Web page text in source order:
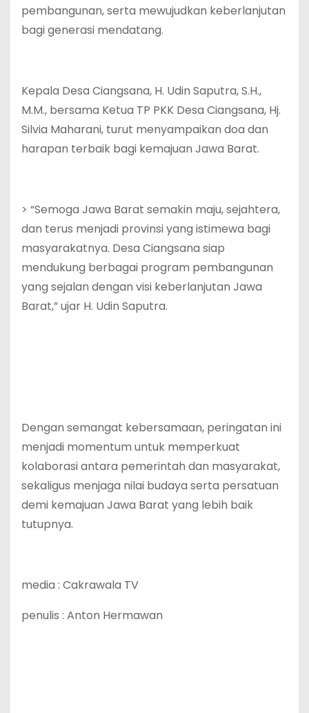
pembangunan, serta mewujudkan keberlanjutan
bagi generasi mendatang.
‎Kepala Desa Ciangsana, H. Udin Saputra, S.H.,
M.M., bersama Ketua TP PKK Desa Ciangsana, Hj.
Silvia Maharani, turut menyampaikan doa dan
harapan terbaik bagi kemajuan Jawa Barat.
‎> “Semoga Jawa Barat semakin maju, sejahtera,
dan terus menjadi provinsi yang istimewa bagi
masyarakatnya. Desa Ciangsana siap
mendukung berbagai program pembangunan
yang sejalan dengan visi keberlanjutan Jawa
Barat,” ujar H. Udin Saputra.
‎Dengan semangat kebersamaan, peringatan ini
menjadi momentum untuk memperkuat
kolaborasi antara pemerintah dan masyarakat,
sekaligus menjaga nilai budaya serta persatuan
demi kemajuan Jawa Barat yang lebih baik
tutupnya.
‎media : Cakrawala TV
‎penulis : Anton Hermawan